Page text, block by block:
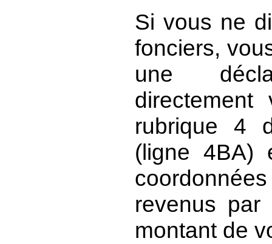
Si vous ne
fonciers,
une
rubrique 4
(ligne 4BA)
revenus par
montant de